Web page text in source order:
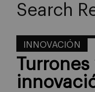
Search
INNOVACIÓN